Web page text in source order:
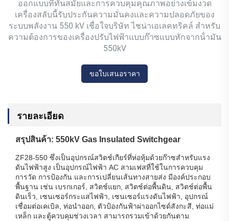
ออกแบบที่ทันสมัยและการควบคุมคุณภาพอย่างเข้มงวด
เครื่องสลับนี้รับประกันความมั่นคงและความปลอดภัยของ
ระบบพลังงาน 550 kV เชื่อใจบริษัท ไชน่าเอเลคทริคล์ สําหรับ
ความต้องการของเครื่องปรับไฟฟ้าแบบก๊าซแบบหักจากน้ํามัน
550kV
ขอใบเสนอราคา
รายละเอียด
สรุปสินค้า: 550kV Gas Insulated Switchgear
ZF28-550 ซึ่งเป็นอุปกรณ์สวิตช์เกียร์ที่ห่อหุ้มด้วยก๊าซสำหรับแรง
ดันไฟฟ้าสูง เป็นอุปกรณ์ไฟฟ้า AC สามเฟสที่ใช้ในการควบคุม
การวัด การป้องกัน และการเปลี่ยนเส้นทางสายส่ง มีองค์ประกอบ
พื้นฐาน เช่น เบรกเกอร์, สวิตช์แยก, สวิตช์ต่อพื้นดิน, สวิตช์ต่อพื้น
ดินเร็ว, เซนเซอร์กระแสไฟฟ้า, เซนเซอร์แรงดันไฟฟ้า, อุปกรณ์
เชื่อมต่อเคเบิล, ท่อนำออก, ตัวป้องกันฟ้าผ่าออกไซด์สังกะสี, ท่อแม่
เหล็ก และตู้ควบคุมช่วงเวลา สามารถรวมเข้าด้วยกันตาม